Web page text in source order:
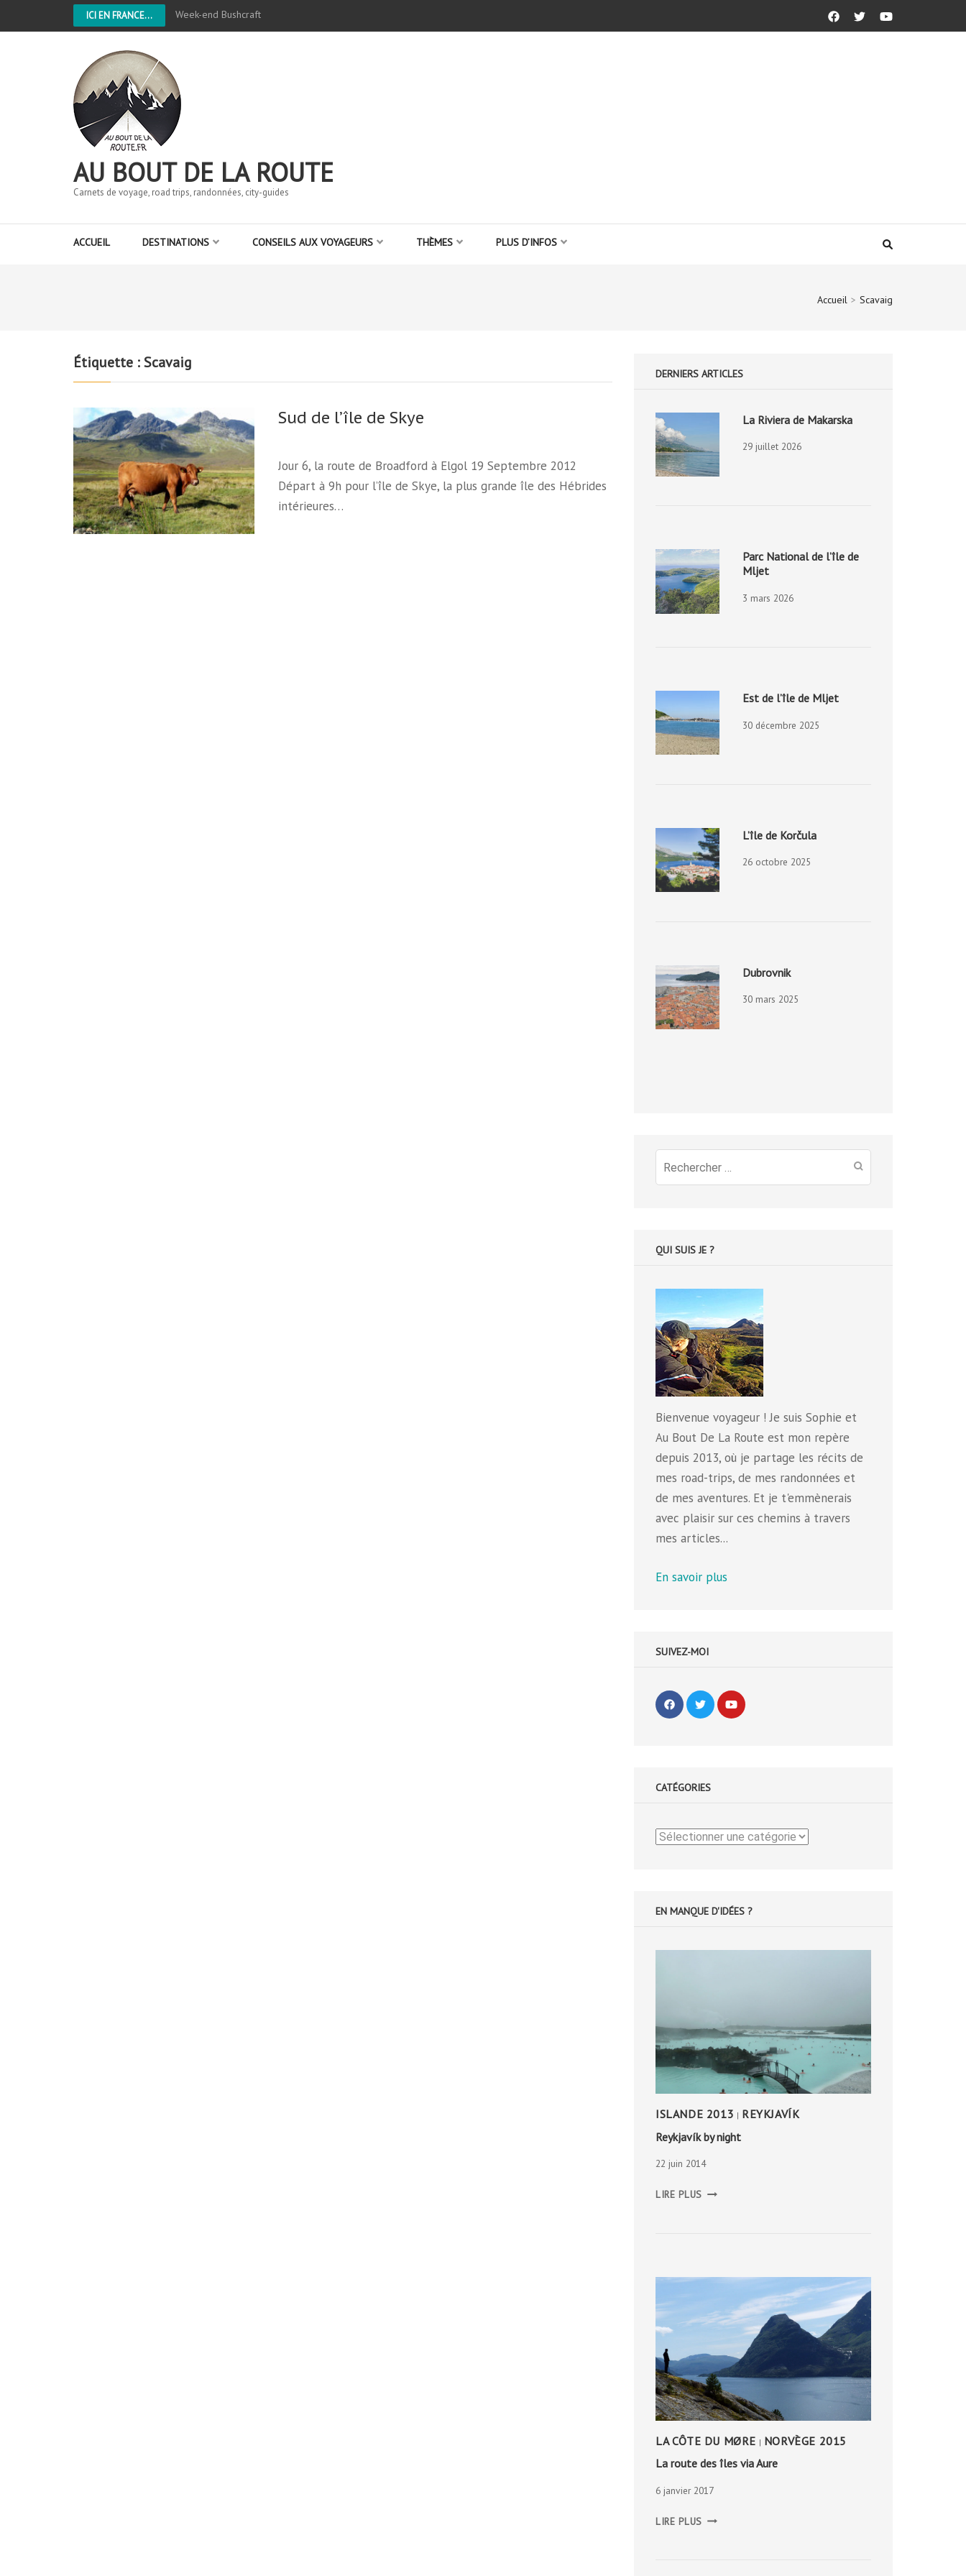
ICI EN FRANCE... Week-end Bushcraft
AU BOUT DE LA ROUTE
Carnets de voyage, road trips, randonnées, city-guides
ACCUEIL DESTINATIONS CONSEILS AUX VOYAGEURS THÈMES PLUS D’INFOS
Accueil > Scavaig
Étiquette :Scavaig
Sud de l’île de Skye
Jour 6, la route de Broadford à Elgol 19 Septembre 2012
Départ à 9h pour l’île de Skye, la plus grande île des Hébrides
intérieures…
DERNIERS ARTICLES
La Riviera de Makarska
29 juillet 2026
Parc National de l’île de
Mljet
3 mars 2026
Est de l’île de Mljet
30 décembre 2025
L’île de Korčula
26 octobre 2025
Dubrovnik
30 mars 2025
Recherche
pour
QUI SUIS JE ?
Bienvenue voyageur ! Je suis Sophie et
Au Bout De La Route est mon repère
depuis 2013, où je partage les récits de
mes road-trips, de mes randonnées et
de mes aventures. Et je t'emmènerais
avec plaisir sur ces chemins à travers
mes articles...
En savoir plus
SUIVEZ-MOI
CATÉGORIES
Catégories
EN MANQUE D'IDÉES ?
ISLANDE 2013 | REYKJAVÍK
Reykjavík by night
22 juin 2014
LIRE PLUS
LA CÔTE DU MØRE | NORVÈGE 2015
La route des îles via Aure
6 janvier 2017
LIRE PLUS ROUTE